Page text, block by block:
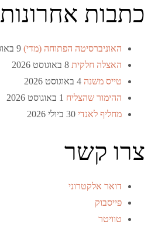
כתבות אחרונות
האוניברסיטה הפתוחה (מדי) 9 באוגוסט 2026
האצלה חלקית 8 באוגוסט 2026
טייס משנה 4 באוגוסט 2026
ההימור שהצליח 1 באוגוסט 2026
מחליף לאנדי 30 ביולי 2026
צרו קשר
דואר אלקטרוני
פייסבוק
טוויטר